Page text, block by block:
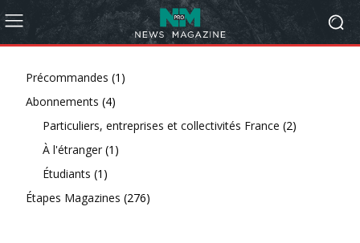
Précommandes 1 1
Abonnements 44
produits
Particuliers, entreprises et collectivités France 22
À l'étranger 1 1
Étudiants 1 1
produit
Étapes Magazines 276276